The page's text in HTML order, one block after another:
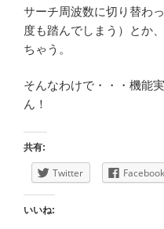
サーチ周波数に切り替わ
度も踏んでしまう）とか
ちゃう。
そんなわけで・・・機能
ん！
共有:
Twitter Facebook
いいね: